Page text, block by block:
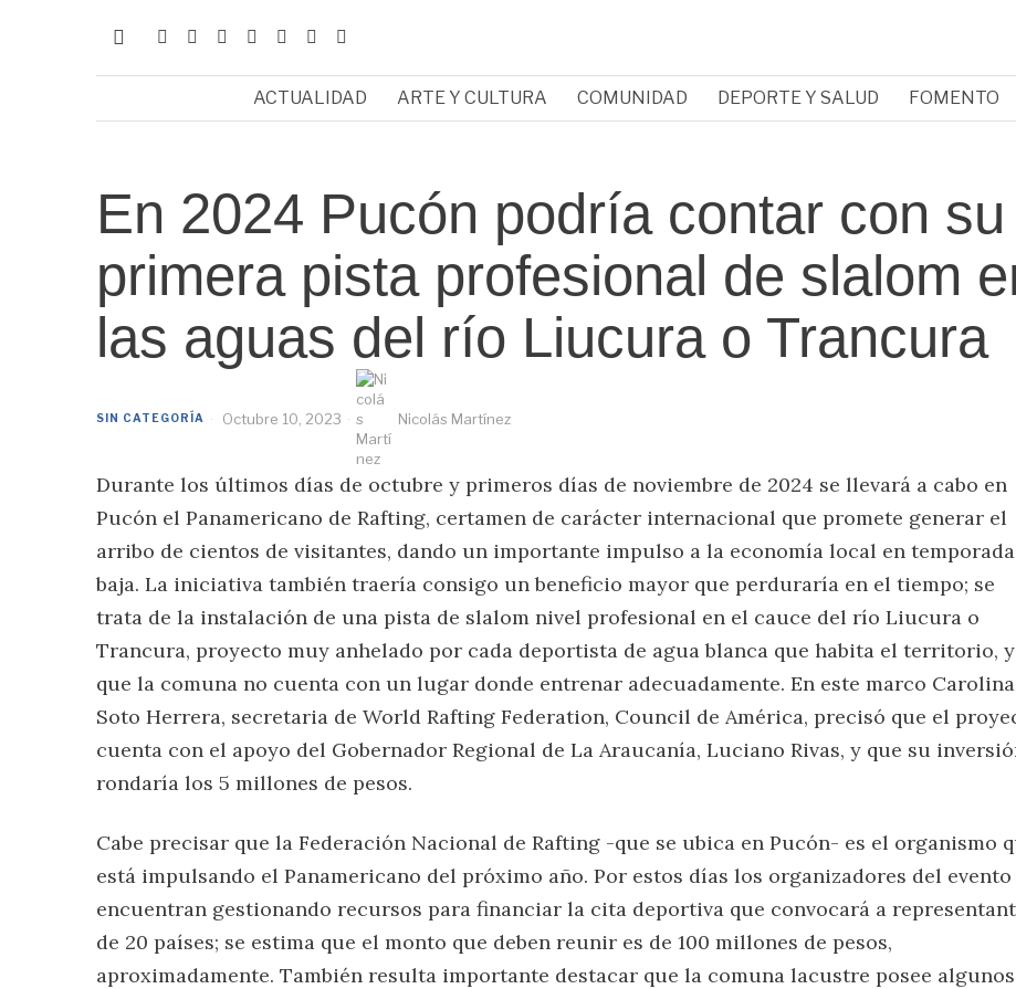
ACTUALIDAD ARTE Y CULTURA COMUNIDAD DEPORTE Y SALUD FOMENTO
En 2024 Pucón podría contar con su
primera pista profesional de slalom
las aguas del río Liucura o Trancura
SIN CATEGORÍA Octubre 10, 2023 Nicolás Martínez
Durante los últimos días de octubre y primeros días de noviembre de 2024 se llevará a cabo en
Pucón el Panamericano de Rafting, certamen de carácter internacional que promete generar el
arribo de cientos de visitantes, dando un importante impulso a la economía local en temporada
baja. La iniciativa también traería consigo un beneficio mayor que perduraría en el tiempo; se
trata de la instalación de una pista de slalom nivel profesional en el cauce del río Liucura o
Trancura, proyecto muy anhelado por cada deportista de agua blanca que habita el territorio,
que la comuna no cuenta con un lugar donde entrenar adecuadamente. En este marco Carolina
Soto Herrera, secretaria de World Rafting Federation, Council de América, precisó que el
cuenta con el apoyo del Gobernador Regional de La Araucanía, Luciano Rivas, y que su
rondaría los 5 millones de pesos.
Cabe precisar que la Federación Nacional de Rafting -que se ubica en Pucón- es el organismo
está impulsando el Panamericano del próximo año. Por estos días los organizadores del evento
encuentran gestionando recursos para financiar la cita deportiva que convocará a
de 20 países; se estima que el monto que deben reunir es de 100 millones de pesos,
aproximadamente. También resulta importante destacar que la comuna lacustre posee